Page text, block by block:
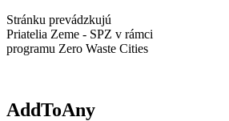
Stránku prevádzkujú
Priatelia Zeme - SPZ v rámci
programu Zero Waste Cities
AddToAny